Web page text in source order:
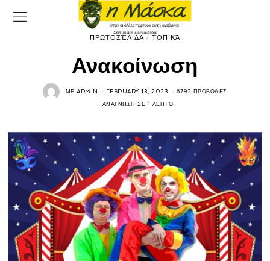
ΠΡΩΤΟΣΈΛΙΔΑ / ΤΟΠΙΚΆ
Ανακοίνωση
ΜΕADMIN FEBRUARY 13, 2023 6792 ΠΡΟΒΟΛΈΣ
ΑΝΆΓΝΩΣΗ ΣΕ 1 ΛΕΠΤΌ